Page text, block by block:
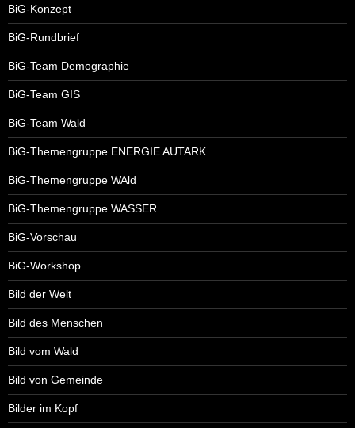
BiG-Konzept
BiG-Rundbrief
BiG-Team Demographie
BiG-Team GIS
BiG-Team Wald
BiG-Themengruppe ENERGIE AUTARK
BiG-Themengruppe WAld
BiG-Themengruppe WASSER
BiG-Vorschau
BiG-Workshop
Bild der Welt
Bild des Menschen
Bild vom Wald
Bild von Gemeinde
Bilder im Kopf